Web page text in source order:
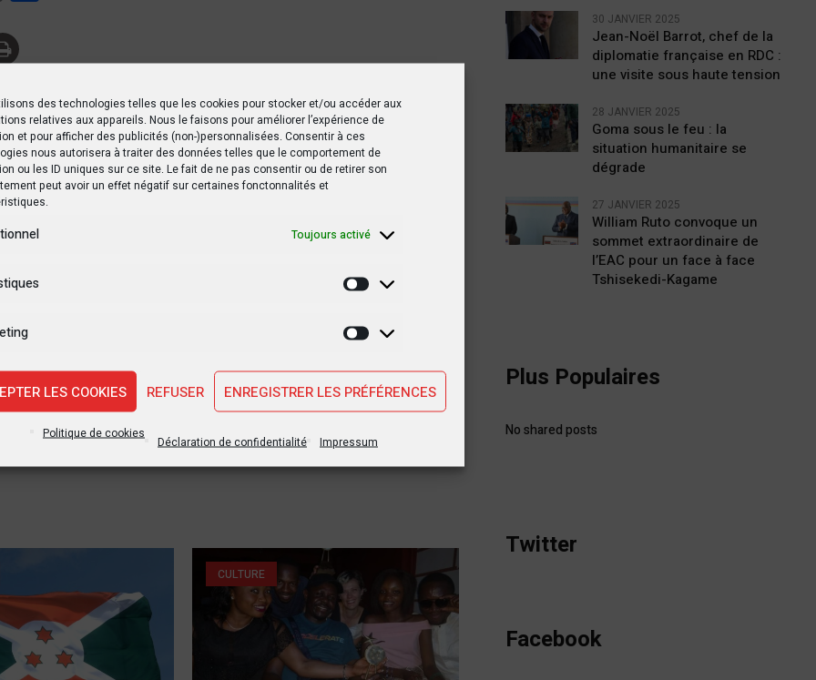
des technologies telles que les cookies pour stocker et/ou accéder aux
relatives aux appareils. Nous le faisons pour améliorer l’expérience de
et pour afficher des publicités (non-)personnalisées. Consentir à ces
nous autorisera à traiter des données telles que le comportement de
ou les ID uniques sur ce site. Le fait de ne pas consentir ou de retirer son
peut avoir un effet négatif sur certaines fonctonnalités et
Toujours activé
Statistiques
Marketing
LES COOKIES REFUSER ENREGISTRER LES PRÉFÉRENCES
Politique de cookies
Déclaration de confidentialité Impressum
protestations contre l'exportation autorisée de 400 perroquets
3 blessés après attaques des sièges d’Ensemble
pour la République à Mbuji-Mayi
CULTURE
30 JANVIER 2025
Jean-Noël Barrot, chef de la
diplomatie française en RDC :
une visite sous haute tension
28 JANVIER 2025
Goma sous le feu : la
situation humanitaire se
dégrade
27 JANVIER 2025
William Ruto convoque un
sommet extraordinaire de
l’EAC pour un face à face
Tshisekedi-Kagame
Plus Populaires
No shared posts
Twitter
Facebook